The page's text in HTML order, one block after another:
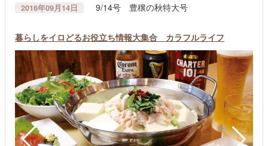
2016年09月14日 9/14号 豊穣の秋特大号
暮らしをイロどるお役立ち情報大集合 カラフルライフ